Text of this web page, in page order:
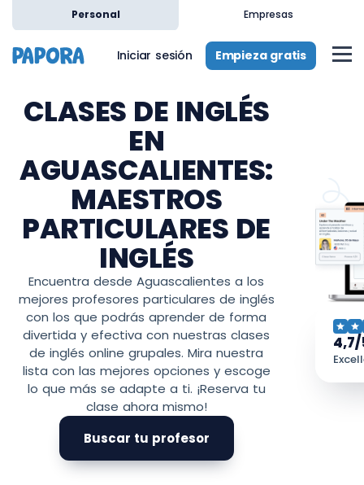
Personal Empresas
Iniciar sesión Empieza gratis
CLASES DE INGLÉS
EN
AGUASCALIENTES:
MAESTROS
PARTICULARES DE
INGLÉS
Encuentra desde Aguascalientes a los
mejores profesores particulares de inglés
con los que podrás aprender de forma
divertida y efectiva con nuestras clases
de inglés online grupales. Mira nuestra
lista con las mejores opciones y escoge
lo que más se adapte a ti. ¡Reserva tu
clase ahora mismo!
Buscar tu profesor